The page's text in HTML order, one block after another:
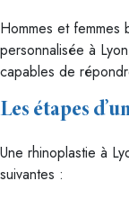
Hommes et femmes
personnalisée à
capables de
Les étapes
Une rhinoplastie à
suivantes :